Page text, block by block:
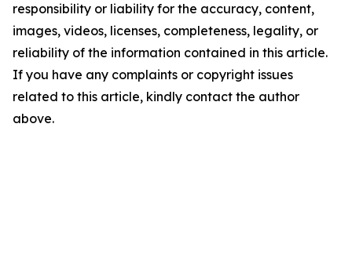
responsibility or liability for the accuracy, content,
images, videos, licenses, completeness, legality, or
reliability of the information contained in this article.
If you have any complaints or copyright issues
related to this article, kindly contact the author
above.